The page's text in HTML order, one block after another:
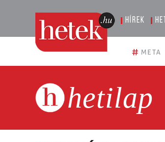
Hírek
# META
hetilap